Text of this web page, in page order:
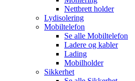
Nettbrett holder
Lydisolering
Mobiltelefon
Se alle Mobiltelefon
Ladere og kabler
Lading
Mobilholder
Sikkerhet